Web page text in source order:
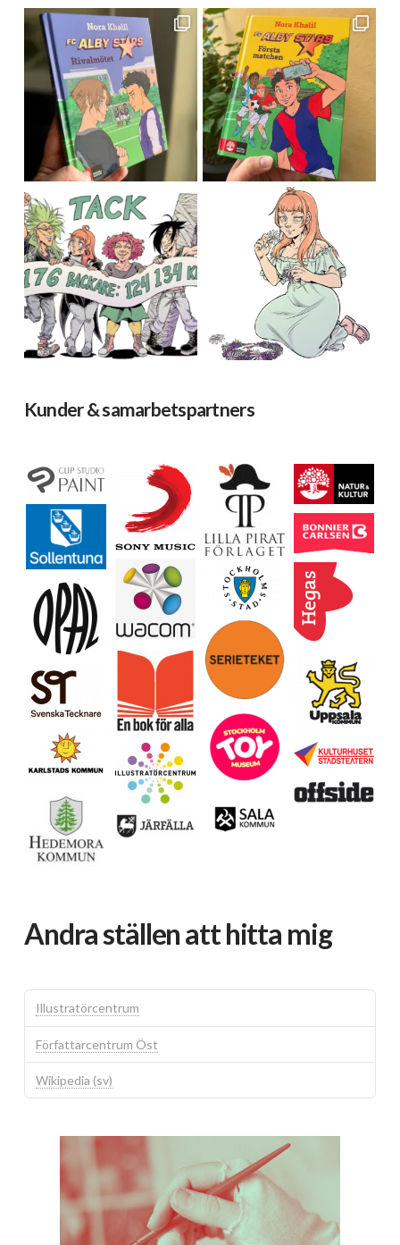
Ladda mer… Följ på Instagram
Kunder & samarbetspartners
Andra ställen att hitta mig
Illustratörcentrum
Författarcentrum Öst
Wikipedia (sv)